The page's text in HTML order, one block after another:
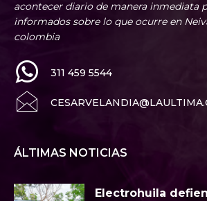
acontecer diario de manera inmediata
informados sobre lo que ocurre en
colombia
311 459 5544
ÁLTIMAS NOTICIAS
Electrohuila